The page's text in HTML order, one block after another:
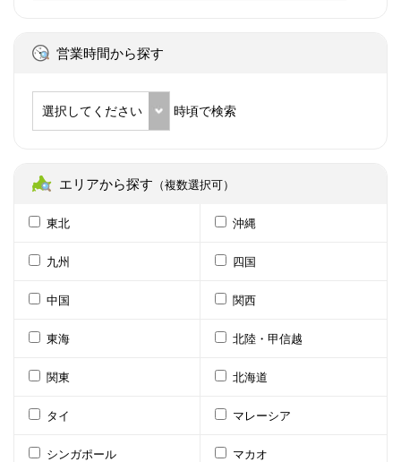
営業時間から探す
選択してください 時頃で検索
エリアから探す （複数選択可）
東北 沖縄
九州 四国
中国 関西
東海 北陸・甲信越
関東 北海道
タイ マレーシア
シンガポール マカオ